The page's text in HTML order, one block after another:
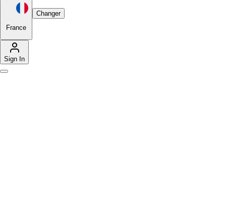
France
Changer
Sign In